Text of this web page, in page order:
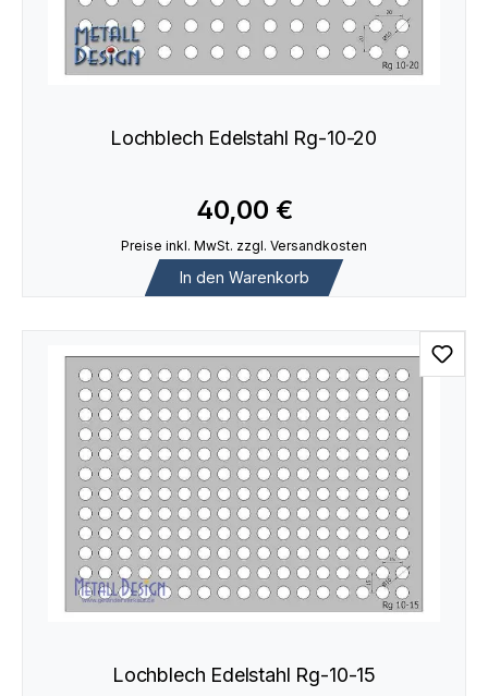
Lochblech Edelstahl Rg-10-20
40,00 €
Preise inkl. MwSt. zzgl. Versandkosten
In den Warenkorb
Lochblech Edelstahl Rg-10-15